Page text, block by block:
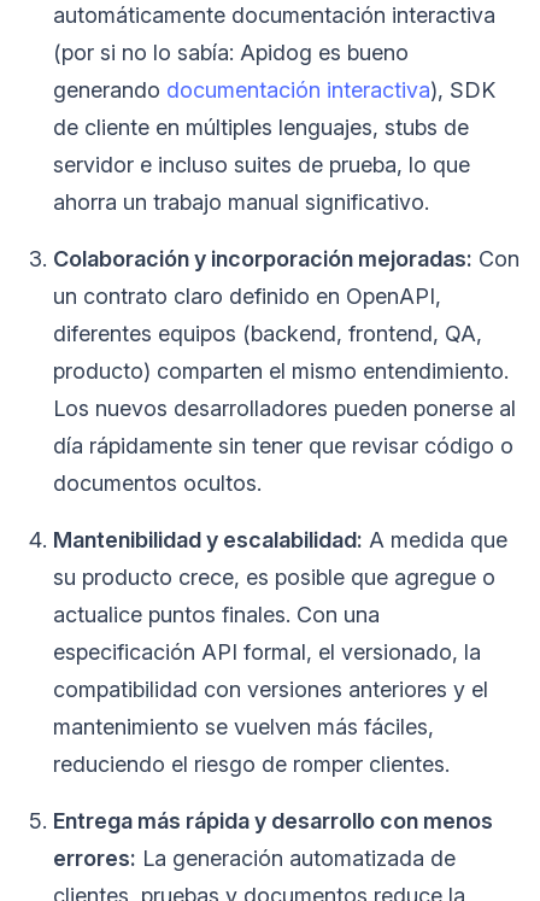
automáticamente documentación interactiva
(por si no lo sabía: Apidog es bueno
generando documentación interactiva), SDK
de cliente en múltiples lenguajes, stubs de
servidor e incluso suites de prueba, lo que
ahorra un trabajo manual significativo.
Colaboración y incorporación mejoradas: Con
un contrato claro definido en OpenAPI,
diferentes equipos (backend, frontend, QA,
producto) comparten el mismo entendimiento.
Los nuevos desarrolladores pueden ponerse al
día rápidamente sin tener que revisar código o
documentos ocultos.
Mantenibilidad y escalabilidad: A medida que
su producto crece, es posible que agregue o
actualice puntos finales. Con una
especificación API formal, el versionado, la
compatibilidad con versiones anteriores y el
mantenimiento se vuelven más fáciles,
reduciendo el riesgo de romper clientes.
Entrega más rápida y desarrollo con menos
errores: La generación automatizada de
clientes, pruebas y documentos reduce la